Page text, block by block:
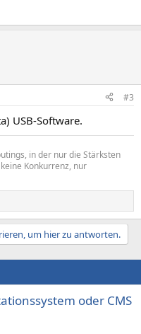
#3
USB-Software.
in der nur die Stärksten
Konkurrenz, nur
um hier zu antworten.
oder CMS